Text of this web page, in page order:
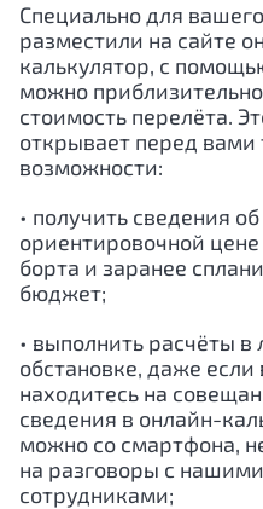
Специально для
разместили на сайте
калькулятор, с
можно
стоимость перелёта.
открывает перед вами
возможности:
• получить сведения об
ориентировочной
борта и заранее
бюджет;
• выполнить расчёты в
обстановке, даже если
находитесь на
сведения в онлайн-
можно со смартфона,
на разговоры с нашими
сотрудниками;